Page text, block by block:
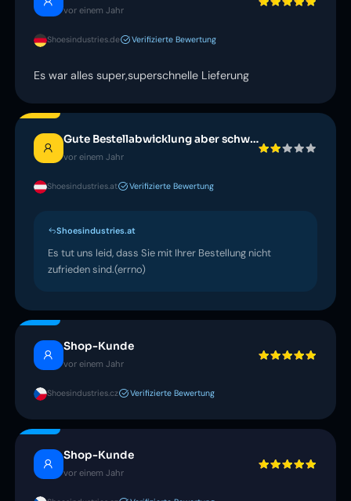
vor einem Jahr
Shoesindustries.de Verifizierte Bewertung
Es war alles super,superschnelle Lieferung
Gute Bestellabwicklung aber schwierige Retoursendung
vor einem Jahr
Shoesindustries.at Verifizierte Bewertung
Shoesindustries.at
Es tut uns leid, dass Sie mit Ihrer Bestellung nicht
zufrieden sind.(errno)
Shop-Kunde
vor einem Jahr
Shoesindustries.cz Verifizierte Bewertung
Shop-Kunde
vor einem Jahr